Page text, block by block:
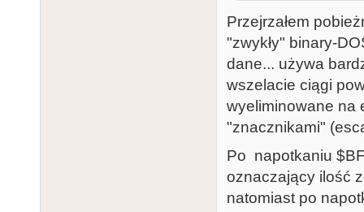
Przejrzałem
"zwykły" binary-
dane... używa
wszelacie ciągi
wyeliminowane na
"znacznikami"
Po napotkaniu
oznaczający ilość
natomiast po